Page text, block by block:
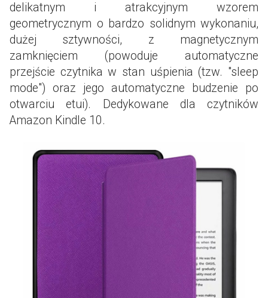
delikatnym i atrakcyjnym wzorem
geometrycznym o bardzo solidnym wykonaniu,
dużej sztywności, z magnetycznym
zamknięciem (powoduje automatyczne
przejście czytnika w stan uśpienia (tzw. "sleep
mode") oraz jego automatyczne budzenie po
otwarciu etui). Dedykowane dla czytników
Amazon Kindle 10.